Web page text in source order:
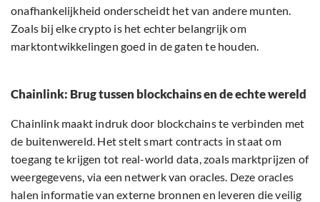
onafhankelijkheid onderscheidt het van andere munten.
Zoals bij elke crypto is het echter belangrijk om
marktontwikkelingen goed in de gaten te houden.
Chainlink: Brug tussen blockchains en de echte wereld
Chainlink maakt indruk door blockchains te verbinden met
de buitenwereld. Het stelt smart contracts in staat om
toegang te krijgen tot real-world data, zoals marktprijzen of
weergegevens, via een netwerk van oracles. Deze oracles
halen informatie van externe bronnen en leveren die veilig